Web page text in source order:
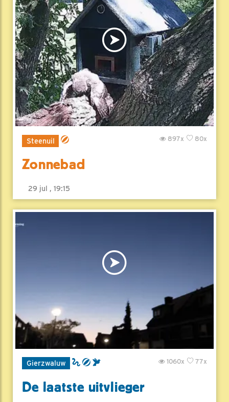
Steenuil 80x
897x
Zonnebad
29 jul , 19:15
Gierzwaluw 77x
1060x
De laatste uitvlieger